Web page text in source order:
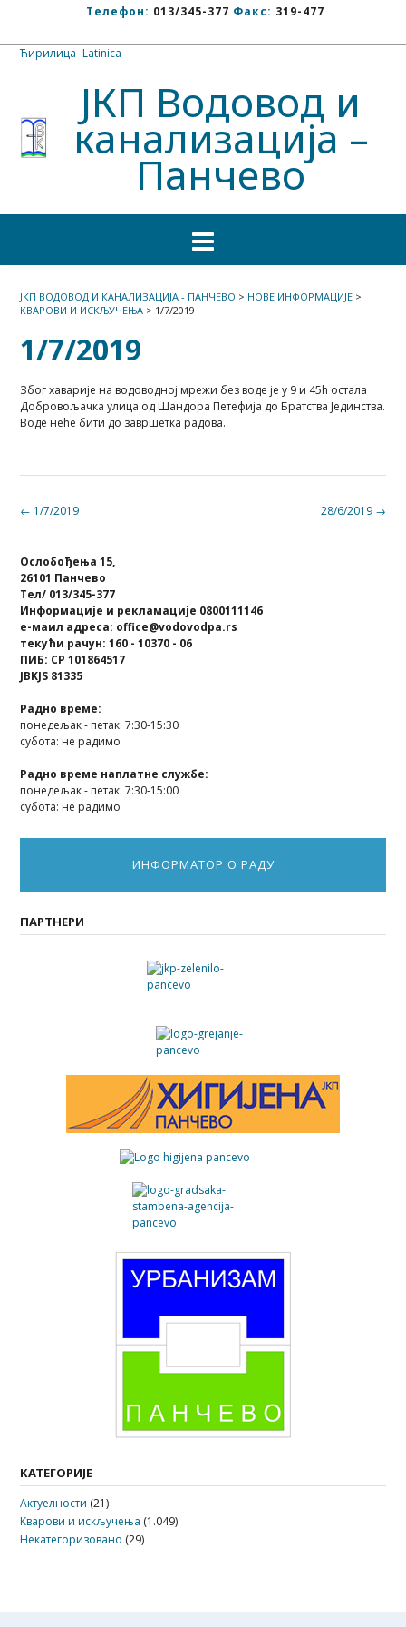
Телефон: 013/345-377 Факс: 319-477
Ћирилица Latinica
ЈКП Водовод и
канализација –
Панчево
ЈКП ВОДОВОД И КАНАЛИЗАЦИЈА - ПАНЧЕВО > НОВЕ ИНФОРМАЦИЈЕ >
КВАРОВИ И ИСКЉУЧЕЊА > 1/7/2019
1/7/2019
Због хаварије на водоводној мрежи без воде је у 9 и 45h остала
Добровoљачка улица од Шандора Петефија до Братства Јединства.
Воде неће бити до завршетка радова.
Post 28/6/2019 →
← 1/7/2019
Ослобођења 15,
26101 Панчево
Тел/ 013/345-377
Информације и рекламације 0800111146
е-маил адреса: office@vodovodpa.rs
текући рачун: 160 - 10370 - 06
ПИБ: СР 101864517
JBKJS 81335
Радно време:
понедељак - петак: 7:30-15:30
субота: не радимо
Радно време наплатне службе:
понедељак - петак: 7:30-15:00
субота: не радимо
ИНФОРМАТОР О РАДУ
ПАРТНЕРИ
КАТЕГОРИЈЕ
Актуелности (21)
Кварови и искључења (1.049)
Некатегоризовано (29)